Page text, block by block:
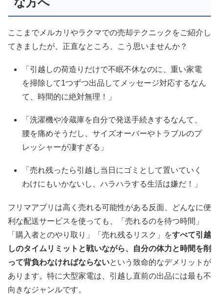
ここまでメルカリやラクマでの売却テクニックをご紹介し
てきましたが、正直なところ、こう思いませんか？
「引越しの荷造りだけで不眠不休なのに、重い家電
を掃除して1つずつ出品してメッセージ対応するなん
て、時間的に絶対無理！」
「洗濯機や冷蔵庫を自分で発送手続きするなんて、
腰を痛めそうだし、サイズオーバーやトラブルのプ
レッシャーが凄すぎる」
「売れ残ったら引越し当日にゴミとして置いていく
わけにもいかないし、ハラハラする生活は嫌だ！」
フリマアプリは高く売れる可能性がある反面、どんなに便
利な配送サービスを使っても、「売れるのを待つ時間」
「購入者とのやり取り」「売れ残るリスク」をすべて引越
しのタイムリミットと戦いながら、自分の体力と時間を削
って背負わなければならないという致命的なデメリットが
あります。特に大型家電は、引越し直前の出品には最も不
向きなジャンルです。